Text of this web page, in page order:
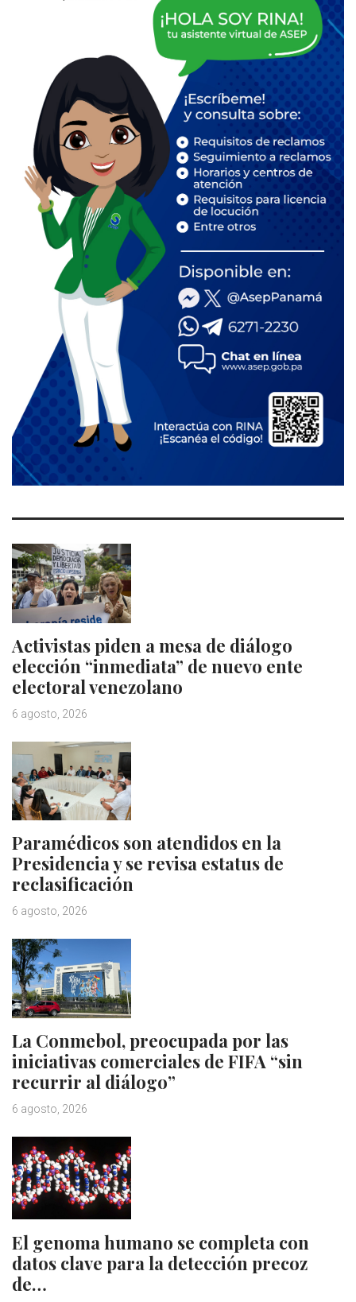
Activistas piden a mesa de diálogo
elección “inmediata” de nuevo ente
electoral venezolano
6 agosto, 2026
Paramédicos son atendidos en la
Presidencia y se revisa estatus de
reclasificación
6 agosto, 2026
La Conmebol, preocupada por las
iniciativas comerciales de FIFA “sin
recurrir al diálogo”
6 agosto, 2026
El genoma humano se completa con
datos clave para la detección precoz
de…